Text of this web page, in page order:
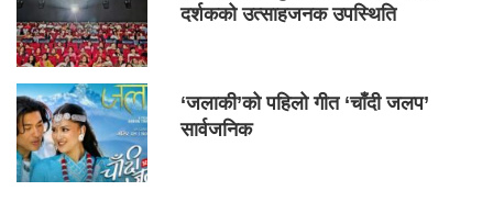
दर्शकको उत्साहजनक उपस्थिति
‘जलाकी’को पहिलो गीत ‘चाँदी जलप’
सार्वजनिक